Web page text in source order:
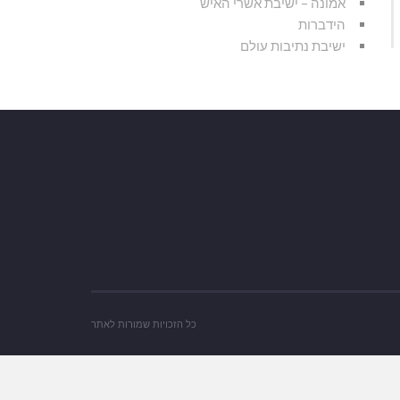
הידברות
ישיבת נתיבות עולם
כל הזכויות שמורות לאתר